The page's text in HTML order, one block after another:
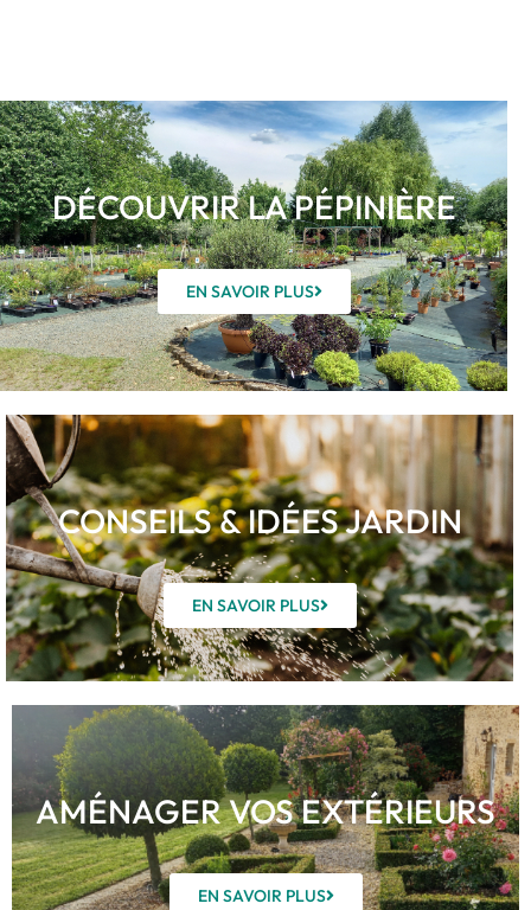
DÉCOUVRIR LA PÉPINIÈRE
EN SAVOIR PLUS
CONSEILS & IDÉES JARDIN
EN SAVOIR PLUS
AMÉNAGER VOS EXTÉRIEURS
EN SAVOIR PLUS